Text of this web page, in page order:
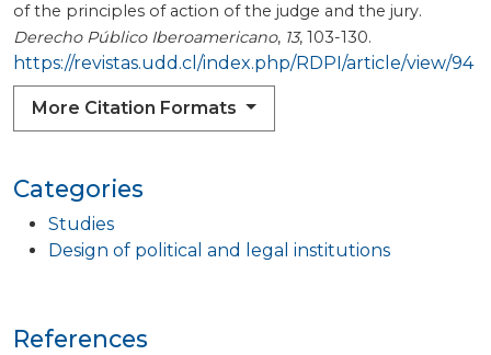
Categories
Studies
Design of political and legal institutions
of the principles of action of the judge and the jury.
Derecho Público Iberoamericano, 13, 103-130.
https://revistas.udd.cl/index.php/RDPI/article/view/94
More Citation Formats
References